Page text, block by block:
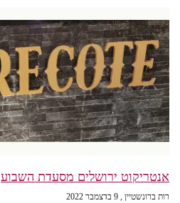
אנטריקוט ירושלים מסעדת השבוע
רות ברונשטיין 9 בדצמבר 2022